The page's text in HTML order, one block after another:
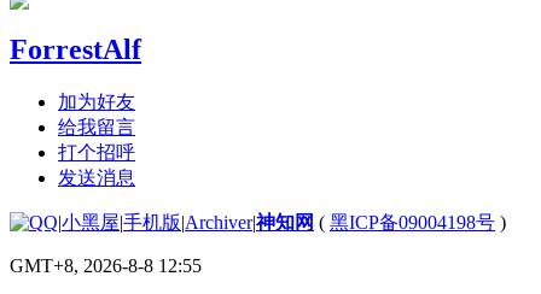
ForrestAlf
加为好友
给我留言
打个招呼
发送消息
|小黑屋|手机版|Archiver|神知网 ( 黑ICP备09004198号 )
GMT+8, 2026-8-8 12:55